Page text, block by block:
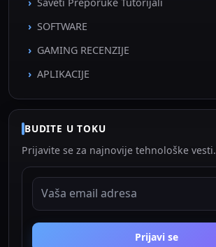
SOFTWARE
GAMING RECENZIJE
APLIKACIJE
BUDITE U TOKU
Prijavite se za najnovije tehnološke vesti.
EMAIL ADRESA
Prijavi se